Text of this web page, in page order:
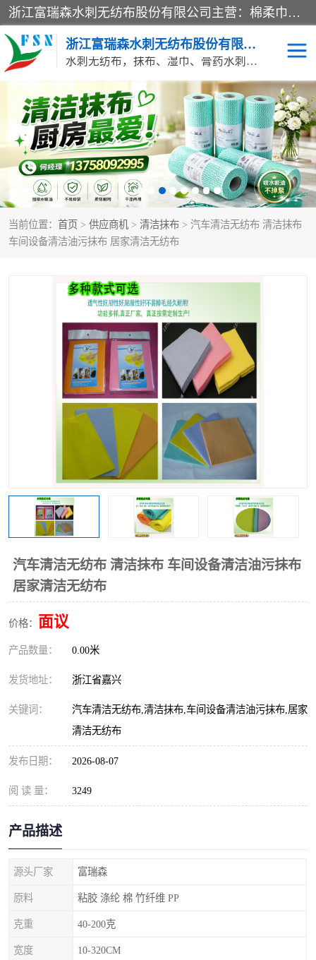
浙江富瑞森水刺无纺布股份有限公司主营：棉柔巾水刺无纺布、水刺布、水刺无纺布、膏药水刺无纺布、清洁抹布、湿巾、针刺无纺布、珍珠纹水刺无纺布、无纺布清洁抹布等产品。浙江富瑞森水刺无纺布股份有限公司积倡导由工程师全面负责生产工艺、产品质量检测的管理模式，通过ISO9001质量体系认证。
浙江富瑞森水刺无纺布股份有限公司
水刺无纺布，抹布、湿巾、膏药水刺无纺布、棉柔巾水刺无纺布、水刺布
当前位置： 首页 > 供应商机 > 清洁抹布 > 汽车清洁无纺布 清洁抹布
车间设备清洁油污抹布 居家清洁无纺布
汽车清洁无纺布 清洁抹布 车间设备清洁油污抹布
居家清洁无纺布
价格： 面议
产品数量： 0.00米
发货地址： 浙江省嘉兴
关键词：
汽车清洁无纺布,清洁抹布,车间设备清洁油污抹布,居家
清洁无纺布
发布日期： 2026-08-07
阅 读 量： 3249
产品描述
源头厂家 富瑞森
原料 粘胶 涤纶 棉 竹纤维 PP
克重 40-200克
宽度 10-320CM
水刺布 巴布贴水刺布
PVC革基布 无纺布清洁抹布
防护口罩帽子床单 抗菌等功能性产品
多种清洁尘掸 珍珠纹水刺无纺布
膏药水刺无纺布
棉柔巾水刺无纺布 印花压花复合布
水刺无纺布 地拖布
懒人抹布 清洁抹布